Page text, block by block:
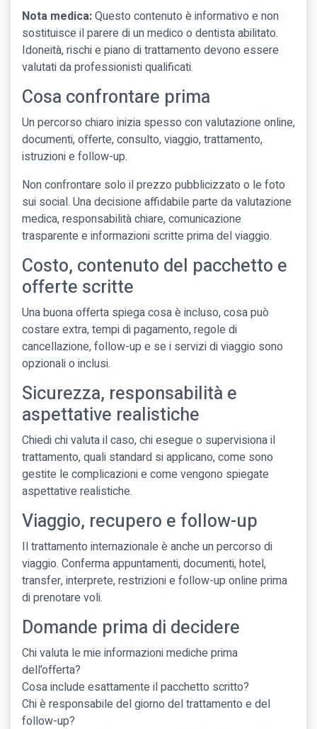
Nota medica:Questo contenuto è informativo e non
sostituisce il parere di un medico o dentista abilitato.
Idoneità, rischi e piano di trattamento devono essere
valutati da professionisti qualificati.
Cosa confrontare prima
Un percorso chiaro inizia spesso con valutazione online,
documenti, offerte, consulto, viaggio, trattamento,
istruzioni e follow-up.
Non confrontare solo il prezzo pubblicizzato o le foto
sui social. Una decisione affidabile parte da valutazione
medica, responsabilità chiare, comunicazione
trasparente e informazioni scritte prima del viaggio.
Costo, contenuto del pacchetto e
offerte scritte
Una buona offerta spiega cosa è incluso, cosa può
costare extra, tempi di pagamento, regole di
cancellazione, follow-up e se i servizi di viaggio sono
opzionali o inclusi.
Sicurezza, responsabilità e
aspettative realistiche
Chiedi chi valuta il caso, chi esegue o supervisiona il
trattamento, quali standard si applicano, come sono
gestite le complicazioni e come vengono spiegate
aspettative realistiche.
Viaggio, recupero e follow-up
Il trattamento internazionale è anche un percorso di
viaggio. Conferma appuntamenti, documenti, hotel,
transfer, interprete, restrizioni e follow-up online prima
di prenotare voli.
Domande prima di decidere
Chi valuta le mie informazioni mediche prima
dell’offerta?
Cosa include esattamente il pacchetto scritto?
Chi è responsabile del giorno del trattamento e del
follow-up?